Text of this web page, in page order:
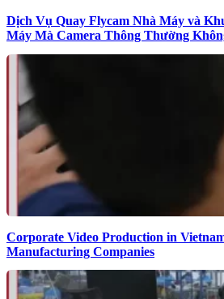
Dịch Vụ Quay Flycam Nhà Máy và
Máy Mà Camera Thông Thường
Corporate Video Production in
Manufacturing Companies